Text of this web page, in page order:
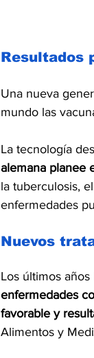
Resultados
Una nueva
mundo las
La tecnología
alemana planee
la tuberculosis,
enfermedades
Nuevos
Los últimos
enfermedades
favorable y
Alimentos y